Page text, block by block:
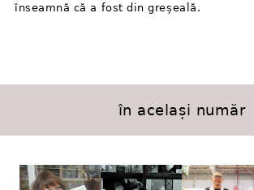
înseamnă că a fost din greșeală.
în același număr